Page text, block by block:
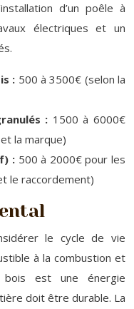
d’un poêle à
électriques et un
: 500 à 3500€ (selon la
: 1500 à 6000€
la marque)
: 500 à 2000€ pour les
le raccordement)
le cycle de vie
à la combustion et
bois est une énergie
doit être durable. La